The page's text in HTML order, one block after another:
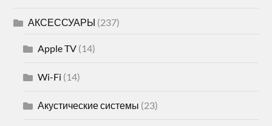
АКСЕССУАРЫ (237)
Apple TV (14)
Wi-Fi (14)
Акустические системы (23)